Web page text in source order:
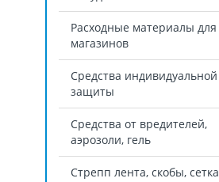
Расходные материалы для
магазинов
Средства индивидуальной
защиты
Средства от вредителей,
аэрозоли, гель
Стрепп лента, скобы, сетка